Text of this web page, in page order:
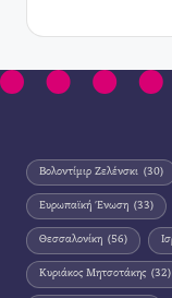
Βολοντίμιρ Ζελένσκι (30)
Ευρωπαϊκή Ένωση (33)
Θεσσαλονίκη (56)
Κυριάκος Μητσοτάκης (32)